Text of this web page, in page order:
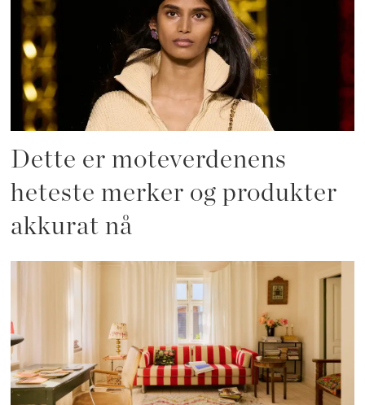
Dette er moteverdenens
heteste merker og produkter
akkurat nå